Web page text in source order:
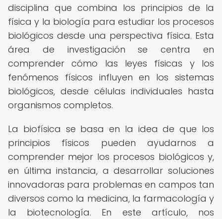
disciplina que combina los principios de la
física y la biología para estudiar los procesos
biológicos desde una perspectiva física. Esta
área de investigación se centra en
comprender cómo las leyes físicas y los
fenómenos físicos influyen en los sistemas
biológicos, desde células individuales hasta
organismos completos.
La biofísica se basa en la idea de que los
principios físicos pueden ayudarnos a
comprender mejor los procesos biológicos y,
en última instancia, a desarrollar soluciones
innovadoras para problemas en campos tan
diversos como la medicina, la farmacología y
la biotecnología. En este artículo, nos